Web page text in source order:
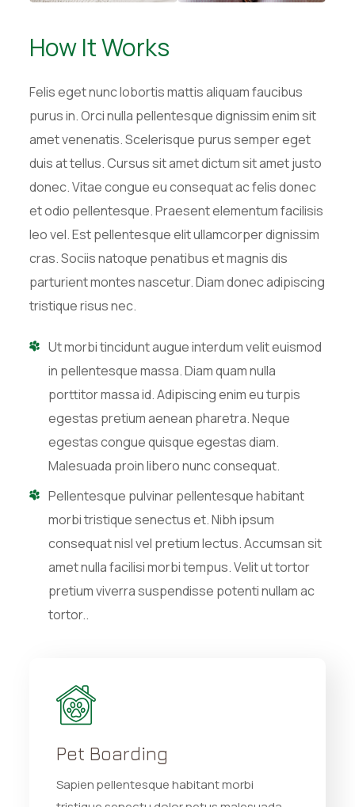
How It Works
Felis eget nunc lobortis mattis aliquam faucibus
purus in. Orci nulla pellentesque dignissim enim sit
amet venenatis. Scelerisque purus semper eget
duis at tellus. Cursus sit amet dictum sit amet justo
donec. Vitae congue eu consequat ac felis donec
et odio pellentesque. Praesent elementum facilisis
leo vel. Est pellentesque elit ullamcorper dignissim
cras. Sociis natoque penatibus et magnis dis
parturient montes nascetur. Diam donec adipiscing
tristique risus nec.
Ut morbi tincidunt augue interdum velit euismod
in pellentesque massa. Diam quam nulla
porttitor massa id. Adipiscing enim eu turpis
egestas pretium aenean pharetra. Neque
egestas congue quisque egestas diam.
Malesuada proin libero nunc consequat.
Pellentesque pulvinar pellentesque habitant
morbi tristique senectus et. Nibh ipsum
consequat nisl vel pretium lectus. Accumsan sit
amet nulla facilisi morbi tempus. Velit ut tortor
pretium viverra suspendisse potenti nullam ac
tortor..
Pet Boarding
Sapien pellentesque habitant morbi